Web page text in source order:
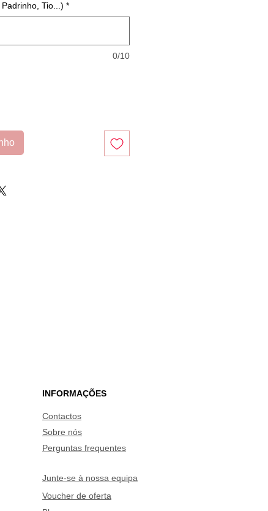
Tio...) *
0/10
INFORMAÇÕES
Contactos
Sobre nós
Perguntas frequentes
Junte-se à nossa equipa
Voucher de oferta